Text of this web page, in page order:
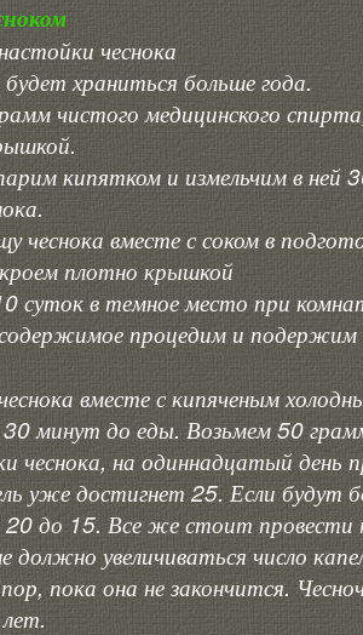
чеснока
храниться больше года.
чистого медицинского
кипятком и измельчим в ней
чеснока вместе с соком в
плотно крышкой
суток в темное место при
процедим и подержим
вместе с кипяченым
30 минут до еды. Возьмем 50
чеснока, на одиннадцатый день
уже достигнет 25. Если будут
20 до 15. Все же стоит провести
должно увеличиваться число
пока она не закончится.